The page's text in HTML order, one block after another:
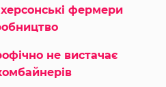
херсонські фермери
не вистачає